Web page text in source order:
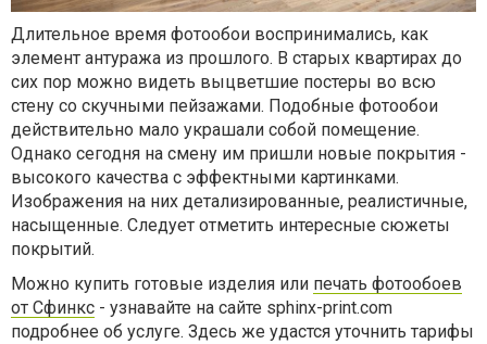
Длительное время фотообои воспринимались, как
элемент антуража из прошлого. В старых квартирах до
сих пор можно видеть выцветшие постеры во всю
стену со скучными пейзажами. Подобные фотообои
действительно мало украшали собой помещение.
Однако сегодня на смену им пришли новые покрытия -
высокого качества с эффектными картинками.
Изображения на них детализированные, реалистичные,
насыщенные. Следует отметить интересные сюжеты
покрытий.
Можно купить готовые изделия или печать фотообоев
от Сфинкс - узнавайте на сайте sphinx-print.com
подробнее об услуге. Здесь же удастся уточнить тарифы